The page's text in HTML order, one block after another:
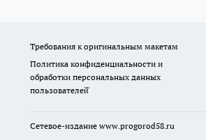
Требования к оригинальным макетам
Политика конфиденциальности и
обработки персональных данных
пользователей̆
Сетевое-издание www.progorod58.ru